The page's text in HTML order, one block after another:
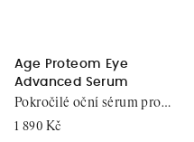
Age Proteom Eye
Advanced Serum
1 890 Kč
Pokročilé oční sérum pro
ochranu proteinů a mládí